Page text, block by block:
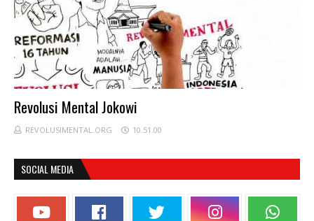
Revolusi Mental Jokowi
REVOLUSIMENTAL.ORG 10.51.00
SOCIAL MEDIA